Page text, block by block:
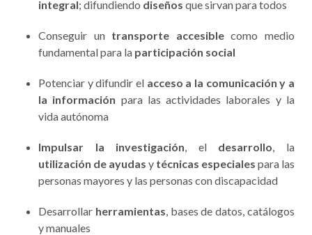
integral; difundiendo diseños que sirvan para todos
Conseguir un transporte accesiblecomo medio
fundamental para la participación social
Potenciar y difundir el acceso a la comunicación y a
la información para las actividades laborales y la
vida autónoma
Impulsar la investigación, el desarrollo, la
utilización de ayudas y técnicas especiales para las
personas mayores y las personas con discapacidad
Desarrollar herramientas, bases de datos, catálogos
y manuales